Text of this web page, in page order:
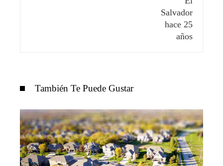
También Te Puede Gustar